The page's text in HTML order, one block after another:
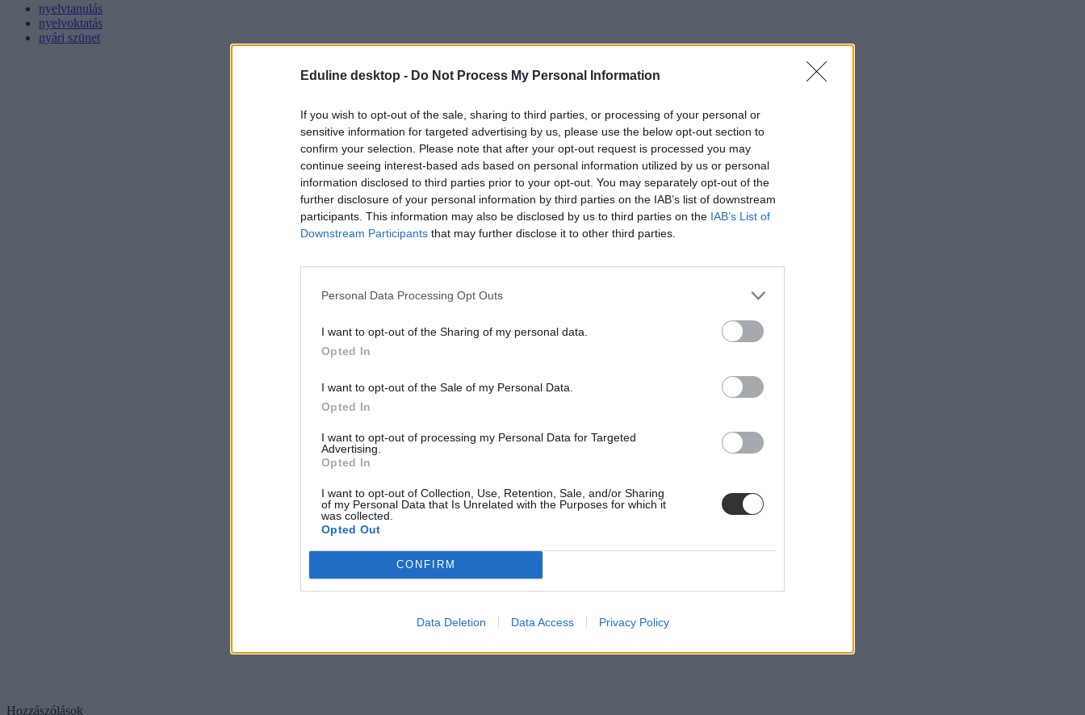
Eduline desktop - Do Not Process My Personal Information
If you wish to opt-out of the sale, sharing to third parties, or processing of your personal or
sensitive information for targeted advertising by us, please use the below opt-out section to
confirm your selection. Please note that after your opt-out request is processed you may
continue seeing interest-based ads based on personal information utilized by us or personal
information disclosed to third parties prior to your opt-out. You may separately opt-out of the
further disclosure of your personal information by third parties on the IAB’s list of downstream
participants. This information may also be disclosed by us to third parties on the IAB’s List of
Downstream Participants that may further disclose it to other third parties.
Personal Data Processing Opt Outs
I want to opt-out of the Sharing of my personal data.
Opted In
I want to opt-out of the Sale of my Personal Data.
Opted In
I want to opt-out of processing my Personal Data for Targeted
Advertising.
Opted In
I want to opt-out of Collection, Use, Retention, Sale, and/or Sharing
of my Personal Data that Is Unrelated with the Purposes for which it
was collected.
Opted Out
CONFIRM
Data Deletion Data Access Privacy Policy
nyelvtanulás
nyelvoktatás
nyári szünet
Hozzászólások